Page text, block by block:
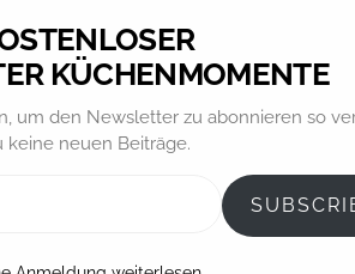
TORTEN
–
KÜCHENMOMENTE
um den Newsletter zu abonnieren so
keine neuen Beiträge.